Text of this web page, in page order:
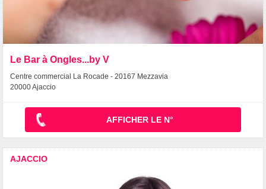
Le Bar à Ongles...by V
Centre commercial La Rocade - 20167 Mezzavia
20000 Ajaccio
AFFICHER LE N°
AJACCIO